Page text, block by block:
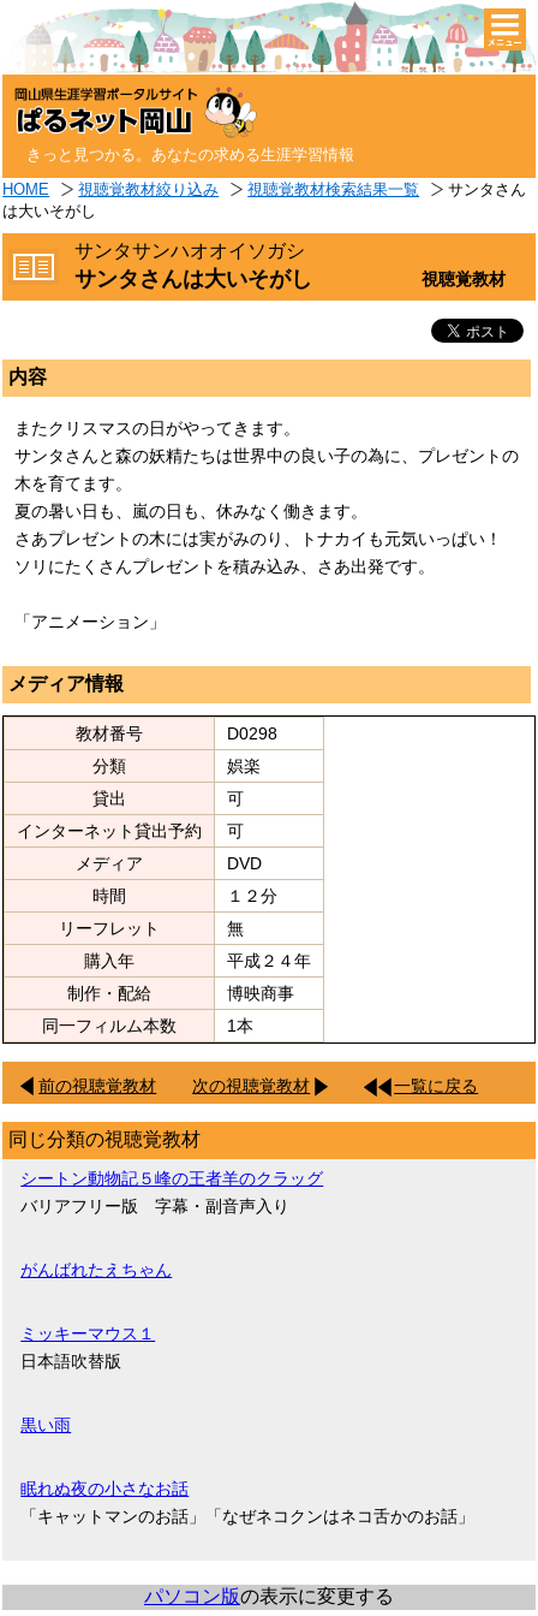
きっと見つかる。あなたの求める生涯学習情報
HOME 視聴覚教材絞り込み 視聴覚教材検索結果一覧
サンタさん
は大いそがし
サンタサンハオオイソガシ
サンタさんは大いそがし 視聴覚教材
内容
またクリスマスの日がやってきます。
サンタさんと森の妖精たちは世界中の良い子の為に、プレゼントの
木を育てます。
夏の暑い日も、嵐の日も、休みなく働きます。
さあプレゼントの木には実がみのり、トナカイも元気いっぱい！
ソリにたくさんプレゼントを積み込み、さあ出発です。
「アニメーション」
メディア情報
教材番号
D0298
分類
娯楽
貸出
可
インターネット貸出予約
可
メディア
DVD
時間
１２分
リーフレット
無
購入年
平成２４年
制作・配給
博映商事
同一フィルム本数
1本
前の視聴覚教材 次の視聴覚教材 一覧に戻る
同じ分類の視聴覚教材
シートン動物記５峰の王者羊のクラッグ
バリアフリー版 字幕・副音声入り
がんばれたえちゃん
ミッキーマウス１
日本語吹替版
黒い雨
眠れぬ夜の小さなお話
「キャットマンのお話」「なぜネコクンはネコ舌かのお話」
パソコン版の表示に変更する